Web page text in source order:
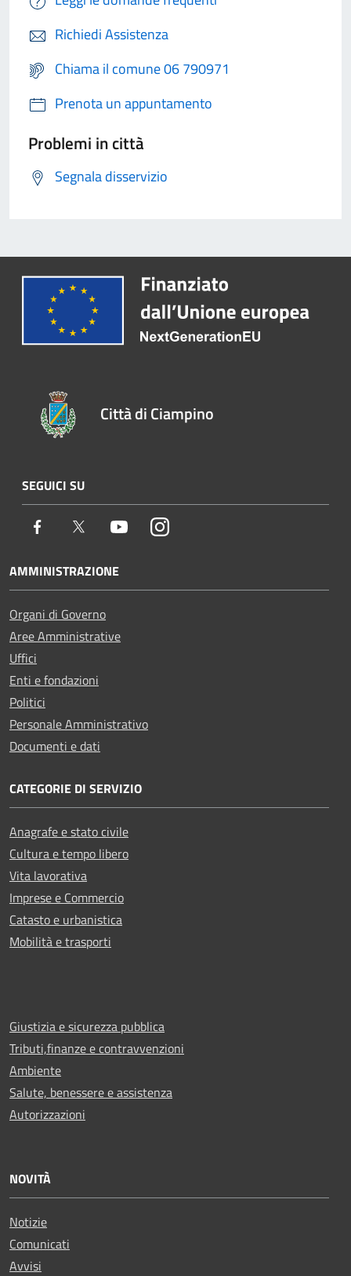
Richiedi Assistenza
Chiama il comune 06 790971
Prenota un appuntamento
Problemi in città
Segnala disservizio
Città di Ciampino
SEGUICI SU
Facebook Twitter YoutubeInstagram
AMMINISTRAZIONE
Organi di Governo
Aree Amministrative
Uffici
Enti e fondazioni
Politici
Personale Amministrativo
Documenti e dati
CATEGORIE DI SERVIZIO
Anagrafe e stato civile
Cultura e tempo libero
Vita lavorativa
Imprese e Commercio
Catasto e urbanistica
Mobilità e trasporti
Giustizia e sicurezza pubblica
Tributi,finanze e contravvenzioni
Ambiente
Salute, benessere e assistenza
Autorizzazioni
NOVITÀ
Notizie
Comunicati
Avvisi